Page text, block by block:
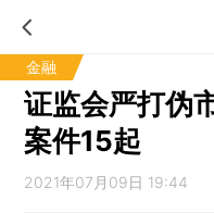
金融
证监会严打伪
案件15起
2021年07月09日 19:44